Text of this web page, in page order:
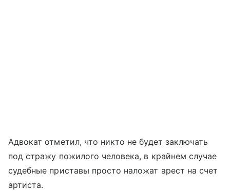
Адвокат отметил, что никто не будет заключать
под стражу пожилого человека, в крайнем случае
судебные приставы просто наложат арест на счет
артиста.